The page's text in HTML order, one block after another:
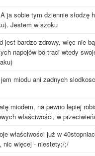
ja sobie tym dziennie słodzę
Jestem w szoku
jest bardzo zdrowy, więc nie
napojów bo traci wtedy
miodu ani zadnych
miodem, na pewno lepiej
właściwości, w
właściwości już w
nic więcej - niestety;/;/